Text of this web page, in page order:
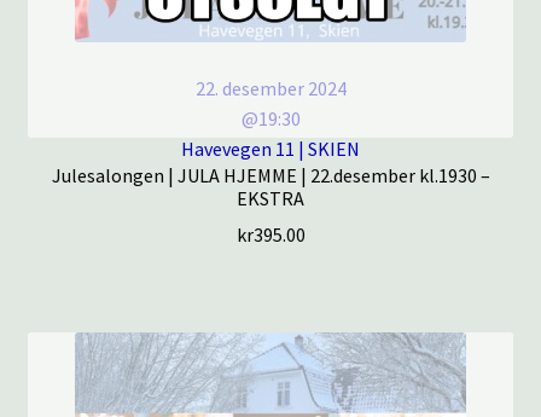
22. desember 2024
@19:30
Havevegen 11 | SKIEN
Julesalongen | JULA HJEMME | 22.desember kl.1930 –
EKSTRA
kr395.00